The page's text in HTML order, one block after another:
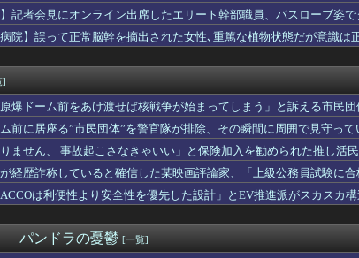
顔でかい...？」
熱中症で急死
義兄嫁。私が妊娠して悪阻時期に耐え難くなり、「義兄嫁さん...
「だから～」という人が気に障る。でも老若男女問わず稀にい...
PSGが鈴木彩艶の獲得へ増額オファーを準備していることに...
警本部長」、失職wwwwwww
ン占拠してずっと歩いてる男の正体ｗｗｗｗｗｗｗｗｗｗｗｗ...
警本部長」、失職wwwwwww
をさらに超えた「キャンセル界隈」が流行ってしまうｗｗｗｗ
で在庫処分ｗｗｗｗｗｗｗｗｗ
乳wwwこれでパイズリされたら3秒で果てるだろ
判、大誤審で炎上
にニヤニヤが止まらない男がこちらｗｗｗｗｗｗｗｗｗｗｗｗ...
て言ってたから工事したのに！』『こんなやり方で金儲けして...
】記者会見にオンライン出席したエリート幹部職員、バスローブ姿
病院】誤って正常脳幹を摘出された女性､重篤な植物状態だが意識は
]
原爆ドーム前をあけ渡せば核戦争が始まってしまう」と訴える市
前に居座る”市民団体”を警官隊が排除、その瞬間に周囲で見守っ
りません、 事故起こさなきゃいい」と保険加入を勧められた推し活
経歴詐称していると確信した某映画評論家、「上級公務員試験に
り…… は利便性より安全性を優先した設計」とEV推進派がスカスカ
パンドラの憂鬱 [一覧]